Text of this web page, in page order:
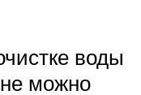
воды
можно